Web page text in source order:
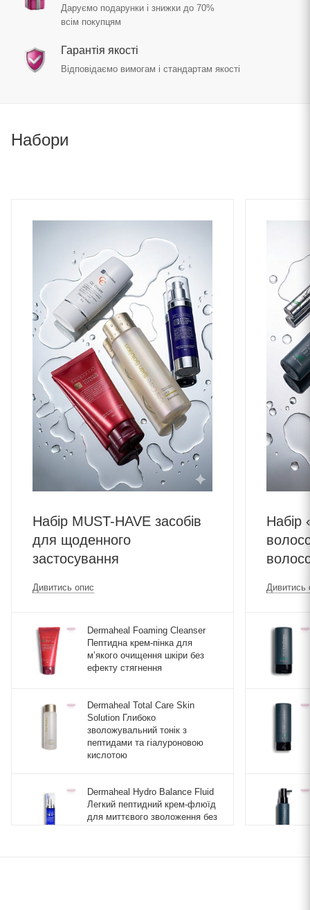
Даруємо подарунки і знижки до 70%
всім покупцям
Гарантія якості
Відповідаємо вимогам і стандартам якості
Набори
Набір MUST-HAVE засобів
для щоденного
застосування
Дивитись опис
Dermaheal Foaming Cleanser
Пептидна крем-пінка для
мʼякого очищення шкіри без
ефекту стягнення
Dermaheal Total Care Skin
Solution Глибоко
зволожувальний тонік з
пептидами та гіалуроновою
кислотою
Dermaheal Hydro Balance Fluid
Легкий пептидний крем-флюїд
для миттєвого зволоження без
Набір
Дивитись